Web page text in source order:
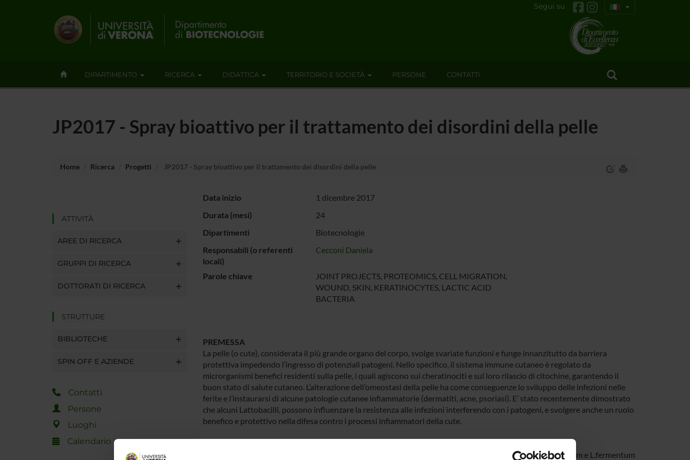
Segui su
DIPARTIMENTO RICERCA DIDATTICA TERRITORIO E SOCIETÀ PERSONE CONTATTI
JP2017 - Spray bioattivo per il trattamento dei disordini della pelle
Home Ricerca Progetti JP2017 - Spray bioattivo per il trattamento dei disordini della pelle
ATTIVITÀ
AREE DI RICERCA
GRUPPI DI RICERCA
DOTTORATI DI RICERCA
STRUTTURE
BIBLIOTECHE
SPIN OFF E AZIENDE
Contatti
Persone
Luoghi
Calendario
Data inizio
1 dicembre 2017
Durata (mesi)
24
Dipartimenti
Biotecnologie
Responsabili (o referenti
locali)
Cecconi Daniela
Parole chiave
JOINT PROJECTS, PROTEOMICS, CELL MIGRATION,
WOUND, SKIN, KERATINOCYTES, LACTIC ACID
BACTERIA
PREMESSA
La pelle (o cute), considerata il più grande organo del corpo, svolge svariate funzioni e funge innanzitutto da barriera
protettiva impedendo l’ingresso di potenziali patogeni. Nello specifico, il sistema immune cutaneo è regolato da
microrganismi benefici residenti sulla pelle, i quali agiscono sui cheratinociti e sul loro rilascio di citochine, garantendo il
buon stato di salute cutaneo. L’alterazione dell’omeostasi della pelle ha come conseguenze lo sviluppo delle infezioni nelle
ferite e l’instaurarsi di alcune patologie cutanee infiammatorie (dermatiti, acne, psoriasi). E’ stato recentemente dimostrato
che alcuni Lattobacilli, possono influenzare la resistenza alle infezioni interferendo con i patogeni, e svolgere anche un ruolo
benefico e protettivo nella difesa contro i processi infiammatori della cute.
L’aspetto innovativo del progetto consiste nello screening di Lactobacillus salivarius, L.paracasei, L.plantarum e L.fermentum